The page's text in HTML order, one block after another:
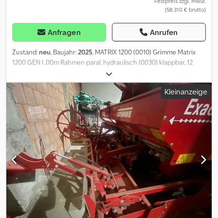
Beleuchtungspaket Pro (0380) CCI 1200 Bedienterminal (0390)
Kamerasystem inkl. Monitor, (0420) MemoryControl
(58.310 € brutto)
Anfragen Anrufen
Zustand: neu, Baujahr:2025, MATRIX 1200 (0010) Grimme Matrix
1200 GEN I ,00m Rahmen paral. hydraulisch (0030) klappbar, 12
Reihen Bereifung: 4 Räder (0040) 5.00-150(1 DW-Steuergerät
erforderlich) (0050) DE. Mit B.Anleitung in Amtssprache (0060)
R.00.810 Spuranzeiger innerh. d. MAschinenkontur (0070)
gezackte Scheibe mit Ring (0080) R.00.830 Spurlockerer: Striegel
(0090) R.10.820 Anhängung Unterlenkwelle Kat. 3 (0100) R.30.810
Reihenweite 45cm (0110) R.40.820 Mulchsaat-Aggragat (0120)
R.40.830 Fingerdruckrolle (0130) R.40.880 Scheibenzustreicher
(0140) R.40.900 Druckunterstützung mechanisch, 4-fach (0150)
verstellbar bis 90 kg pro Säaggregat (0160) R.40.925
Federbelastete Druckunterstützung (0170) Andruckrolle, 2-fach
verstellbar (0180) R.40.930 Kit Rübe-
Zellenrad,Abdeckring,Auswurfpin (0190) R.40.944 Kit Raps-
Zellenrad 3,1mm, Abdeckring (0200) Auswurfpin als Beipack (0210)
R.40.975 Säschar mit Flanken aus Hardox-Stahl und (0220)
verschleißfesten Hartmetallplatten an (0230) der Unterseite des
Kleinanzeige